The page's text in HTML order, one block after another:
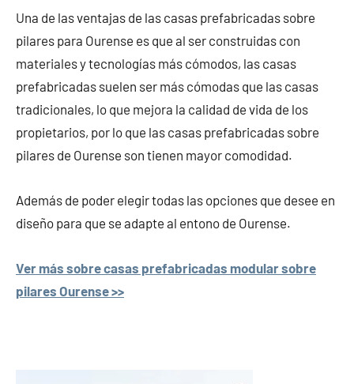
Una de las ventajas de las casas prefabricadas sobre
pilares para Ourense es que al ser construidas con
materiales y tecnologías más cómodos, las casas
prefabricadas suelen ser más cómodas que las casas
tradicionales, lo que mejora la calidad de vida de los
propietarios, por lo que las casas prefabricadas sobre
pilares de Ourense son tienen mayor comodidad.
Además de poder elegir todas las opciones que desee en
diseño para que se adapte al entono de Ourense.
Ver más sobre casas prefabricadas modular sobre
pilares Ourense >>